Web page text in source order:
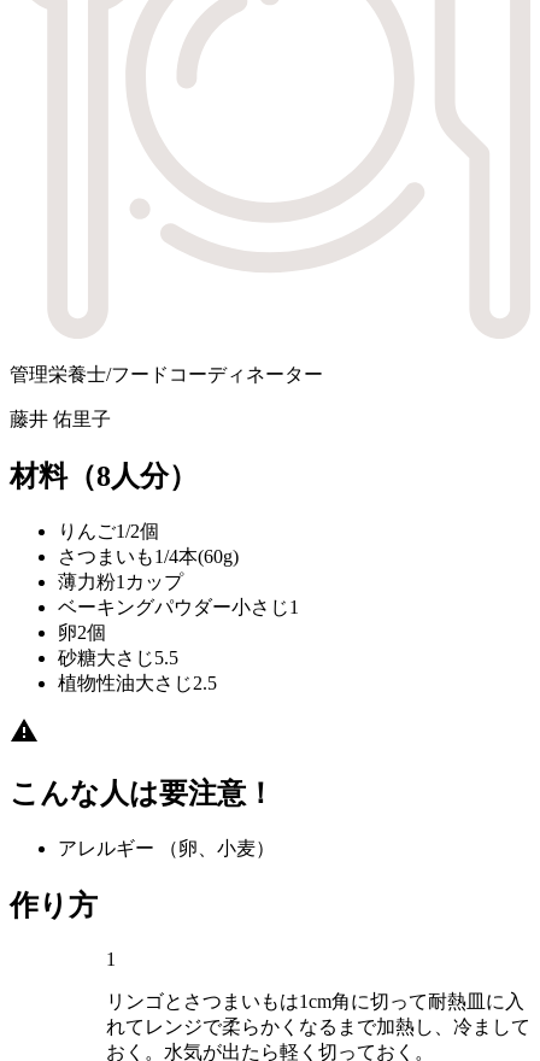
管理栄養士/フードコーディネーター
藤井 佑里子
材料（8人分）
りんご1/2個
さつまいも1/4本(60g)
薄力粉1カップ
ベーキングパウダー小さじ1
卵2個
砂糖大さじ5.5
植物性油大さじ2.5
こんな人は要注意！
アレルギー （卵、小麦）
作り方
1
リンゴとさつまいもは1cm角に切って耐熱皿に入
れてレンジで柔らかくなるまで加熱し、冷まして
おく。水気が出たら軽く切っておく。